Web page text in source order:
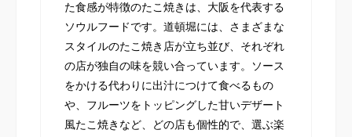
た食感が特徴のたこ焼きは、大阪を代表する
ソウルフードです。道頓堀には、さまざまな
スタイルのたこ焼き店が立ち並び、それぞれ
の店が独自の味を競い合っています。ソース
をかける代わりに出汁につけて食べるもの
や、フルーツをトッピングした甘いデザート
風たこ焼きなど、どの店も個性的で、選ぶ楽